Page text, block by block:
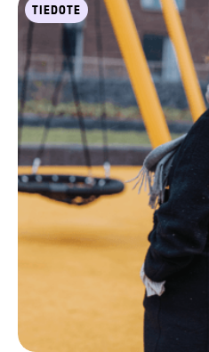
TIEDOTE